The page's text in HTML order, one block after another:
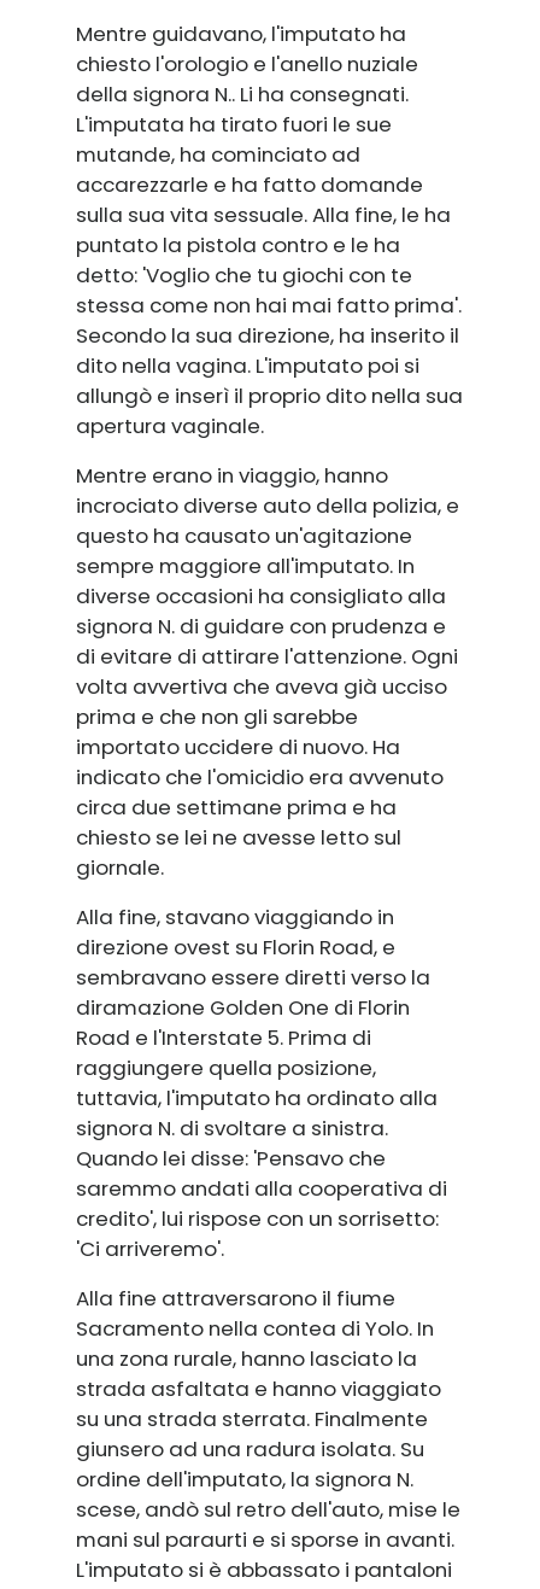
Mentre guidavano, l'imputato ha
chiesto l'orologio e l'anello nuziale
della signora N.. Li ha consegnati.
L'imputata ha tirato fuori le sue
mutande, ha cominciato ad
accarezzarle e ha fatto domande
sulla sua vita sessuale. Alla fine, le ha
puntato la pistola contro e le ha
detto: 'Voglio che tu giochi con te
stessa come non hai mai fatto prima'.
Secondo la sua direzione, ha inserito il
dito nella vagina. L'imputato poi si
allungò e inserì il proprio dito nella sua
apertura vaginale.
Mentre erano in viaggio, hanno
incrociato diverse auto della polizia, e
questo ha causato un'agitazione
sempre maggiore all'imputato. In
diverse occasioni ha consigliato alla
signora N. di guidare con prudenza e
di evitare di attirare l'attenzione. Ogni
volta avvertiva che aveva già ucciso
prima e che non gli sarebbe
importato uccidere di nuovo. Ha
indicato che l'omicidio era avvenuto
circa due settimane prima e ha
chiesto se lei ne avesse letto sul
giornale.
Alla fine, stavano viaggiando in
direzione ovest su Florin Road, e
sembravano essere diretti verso la
diramazione Golden One di Florin
Road e l'Interstate 5. Prima di
raggiungere quella posizione,
tuttavia, l'imputato ha ordinato alla
signora N. di svoltare a sinistra.
Quando lei disse: 'Pensavo che
saremmo andati alla cooperativa di
credito', lui rispose con un sorrisetto:
'Ci arriveremo'.
Alla fine attraversarono il fiume
Sacramento nella contea di Yolo. In
una zona rurale, hanno lasciato la
strada asfaltata e hanno viaggiato
su una strada sterrata. Finalmente
giunsero ad una radura isolata. Su
ordine dell'imputato, la signora N.
scese, andò sul retro dell'auto, mise le
mani sul paraurti e si sporse in avanti.
L'imputato si è abbassato i pantaloni